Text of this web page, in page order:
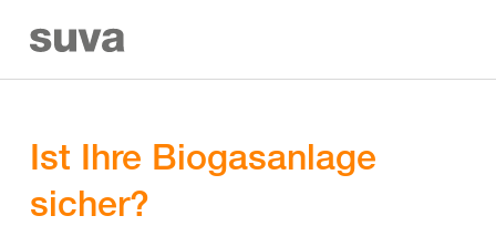
Ist Ihre Biogasanlage
sicher?